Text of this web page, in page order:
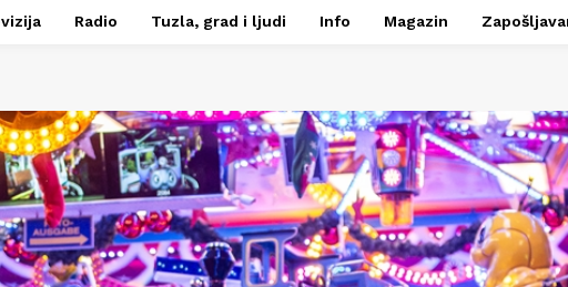
Radio Tuzla, grad i ljudi Info Magazin